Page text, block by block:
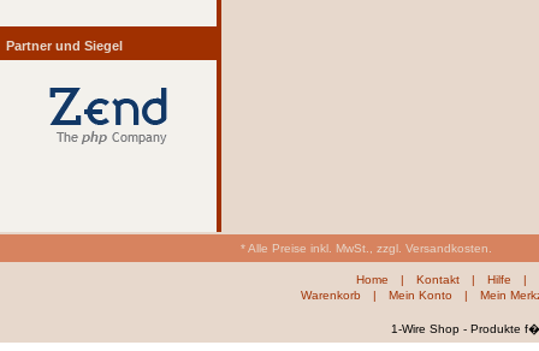
Partner und Siegel
* Alle Preise inkl. MwSt., zzgl. Versandkosten.
Home | Kontakt | Hilfe
|
Warenkorb
| Mein Konto | Mein
1-Wire Shop - Produkte